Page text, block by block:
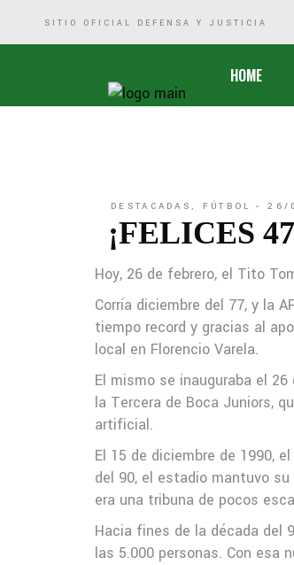
SITIO OFICIAL DEFENSA Y JUSTICIA
HOME
Historia
Logros
Biblioteca
DESTACADAS, FÚTBOL 26/
¡FELICES
Hoy, 26 de febrero, el Tito
Corría diciembre del 77, y la
tiempo record y gracias al
local en Florencio Varela.
El mismo se inauguraba el
la Tercera de Boca Juniors,
artificial.
El 15 de diciembre de 1990,
del 90, el estadio mantuvo
era una tribuna de pocos
Hacia fines de la década del
las 5.000 personas. Con esa